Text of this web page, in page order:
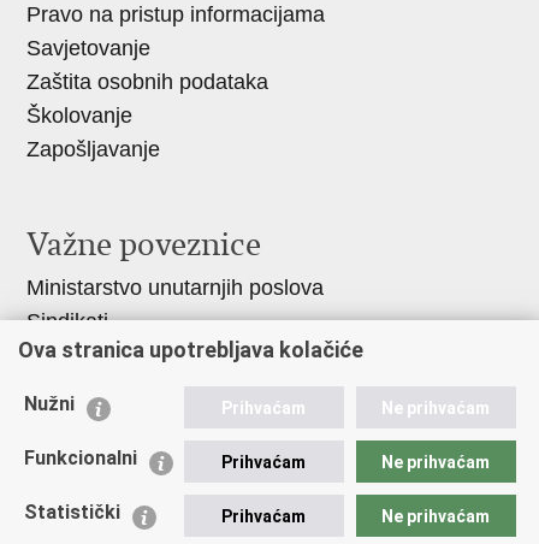
Pravo na pristup informacijama
Savjetovanje
Zaštita osobnih podataka
Školovanje
Zapošljavanje
Važne poveznice
Ministarstvo unutarnjih poslova
Sindikati
Udruge
Policijska akademija
Muzej policije
Centar za forenzična ispitivanja, istraživanja i
Ova stranica upotrebljava kolačiće
Nužni Prihvaćam Ne prihvaćam
Funkcionalni Prihvaćam Ne prihvaćam
Statistički Prihvaćam Ne prihvaćam